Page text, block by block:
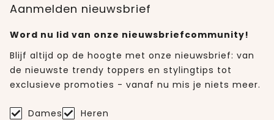
Aanmelden nieuwsbrief
Word nu lid van onze nieuwsbriefcommunity!
Blijf altijd op de hoogte met onze nieuwsbrief: van
de nieuwste trendy toppers en stylingtips tot
exclusieve promoties - vanaf nu mis je niets meer.
Dames Heren